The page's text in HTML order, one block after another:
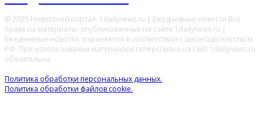
© 2025 Новостной портал: 1dailynews.ru | Ежедневные новости Все
права на материалы, опубликованные на сайте 1dailynews.ru |
Ежедневные новости, охраняются в соответствии с законодательством
РФ. При использовании материалов гиперссылка на сайт 1dailynews.ru
обязательна.
Политика обработки персональных данных.
Политика обработки файлов cookie.